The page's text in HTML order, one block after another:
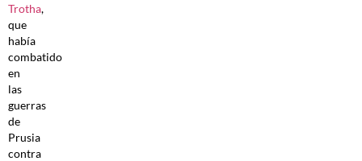
Trotha,
que
había
combatido
en
las
guerras
de
Prusia
contra